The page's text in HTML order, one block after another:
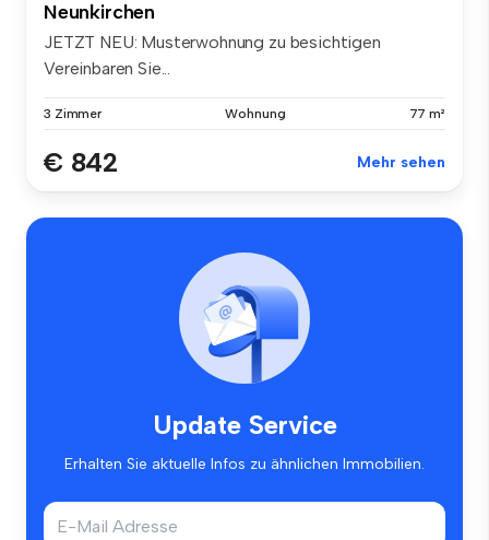
Neunkirchen
JETZT NEU: Musterwohnung zu besichtigen
Vereinbaren Sie...
3 Zimmer Wohnung 77 m²
€ 842 Mehr sehen
Update Service
Erhalten Sie aktuelle Infos zu ähnlichen Immobilien.